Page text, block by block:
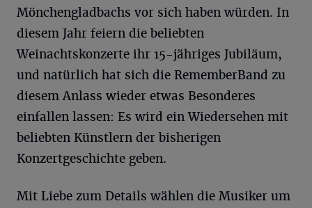
Mönchengladbachs vor sich haben würden. In
diesem Jahr feiern die beliebten
Weinachtskonzerte ihr 15-jähriges Jubiläum,
und natürlich hat sich die RememberBand zu
diesem Anlass wieder etwas Besonderes
einfallen lassen: Es wird ein Wiedersehen mit
beliebten Künstlern der bisherigen
Konzertgeschichte geben.
Mit Liebe zum Details wählen die Musiker um